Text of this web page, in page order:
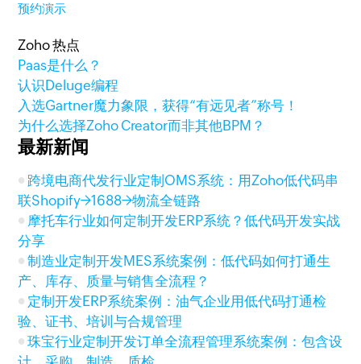
预约演示
Zoho 热点
Paas是什么？
认识Deluge编程
入选Gartner魔力象限，获得“有远见者”称号！
为什么选择Zoho Creator而非其他BPM？
最新新闻
跨境电商代发行业定制OMS系统：用Zoho低代码串
联Shopify→1688→物流全链路
摩托车行业如何定制开发ERP系统？低代码开发实战
分享
制造业定制开发MES系统案例：低代码如何打通生
产、库存、质量与销售全流程？
定制开发ERP系统案例：油气企业用低代码打通检
验、证书、培训与合规管理
珠宝行业定制开发订单全流程管理系统案例：包含设